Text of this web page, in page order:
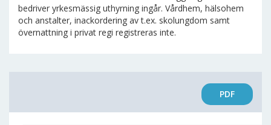
bedriver yrkesmässig uthyrning ingår. Vårdhem, hälsohem
och anstalter, inackordering av t.ex. skolungdom samt
övernattning i privat regi registreras inte.
PDF